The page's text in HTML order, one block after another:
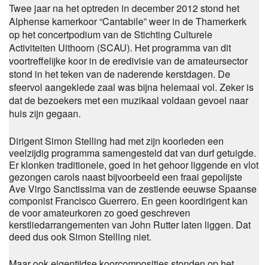
Twee jaar na het optreden in december 2012 stond het
Alphense kamerkoor “Cantabile” weer in de Thamerkerk
op het concertpodium van de Stichting Culturele
Activiteiten Uithoorn (SCAU). Het programma van dit
voortreffelijke koor in de eredivisie van de amateursector
stond in het teken van de naderende kerstdagen. De
sfeervol aangeklede zaal was bijna helemaal vol. Zeker is
dat de bezoekers met een muzikaal voldaan gevoel naar
huis zijn gegaan.
Dirigent Simon Stelling had met zijn koorleden een
veelzijdig programma samengesteld dat van durf getuigde.
Er klonken traditionele, goed in het gehoor liggende en vlot
gezongen carols naast bijvoorbeeld een fraai gepolijste
Ave Virgo Sanctissima van de zestiende eeuwse Spaanse
componist Francisco Guerrero. En geen koordirigent kan
de voor amateurkoren zo goed geschreven
kerstliedarrangementen van John Rutter laten liggen. Dat
deed dus ook Simon Stelling niet.